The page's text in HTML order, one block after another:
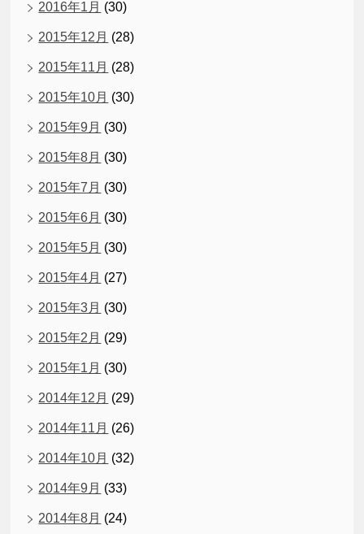
2016年1月 (30)
2015年12月 (28)
2015年11月 (28)
2015年10月 (30)
2015年9月 (30)
2015年8月 (30)
2015年7月 (30)
2015年6月 (30)
2015年5月 (30)
2015年4月 (27)
2015年3月 (30)
2015年2月 (29)
2015年1月 (30)
2014年12月 (29)
2014年11月 (26)
2014年10月 (32)
2014年9月 (33)
2014年8月 (24)